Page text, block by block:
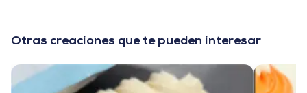
Otras creaciones que te pueden interesar